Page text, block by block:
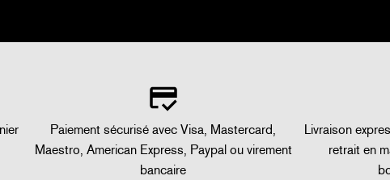
Paiement sécurisé avec Visa, Mastercard,
Maestro, American Express, Paypal ou virement
bancaire
Livraison
retrait en